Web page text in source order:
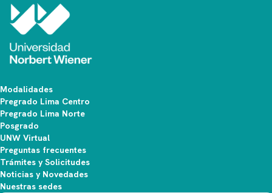
Modalidades
Pregrado Lima Centro
Pregrado Lima Norte
Posgrado
UNW Virtual
Preguntas frecuentes
Trámites y Solicitudes
Noticias y Novedades
Nuestras sedes